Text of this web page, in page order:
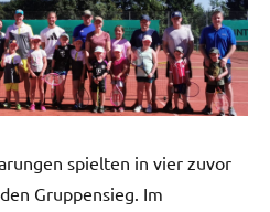
spielten in vier zuvor
Gruppensieg. Im